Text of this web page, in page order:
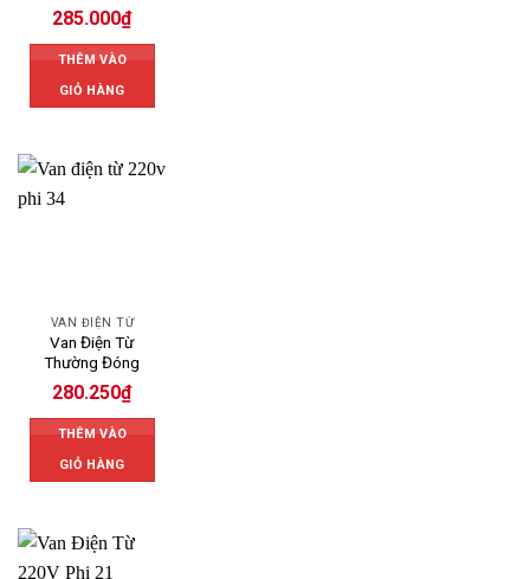
285.000₫
THÊM VÀO
GIỎ HÀNG
VAN ĐIỆN TỪ
Van Điện Từ
Thường Đóng
280.250₫
THÊM VÀO
GIỎ HÀNG